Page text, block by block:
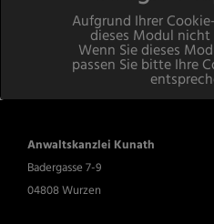
Aufgrund Ihrer
dieses Modul
Wenn Sie dieses
passen Sie bitte Ihre
Anwaltskanzlei Kunath
Badergasse 7-9
04808 Wurzen